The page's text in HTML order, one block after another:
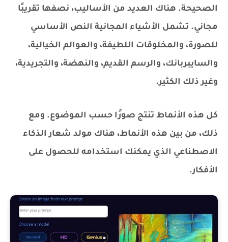
الصحيحة. هناك العديد من الأساليب، نصفها تقريبًا
مجاني. تشمل الأشياء المجانية النص الأساسي
للصورة، والمخلوقات اللطيفة، والعوالم الخيالية،
والسايبربانك، والرسم القديم، والنهضة، والتجريدية،
وغير ذلك الكثير.
كل هذه الأنماط تنتج صورًا حسب الموضوع. ومع
ذلك، من بين هذه الأنماط، هناك مولد شعار الذكاء
الاصطناعي الذي يمكنك استخدامه للحصول على
الأفكار.